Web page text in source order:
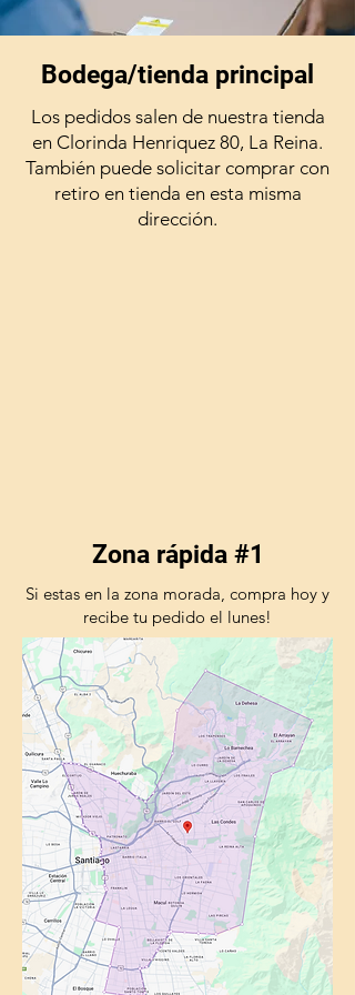
Bodega/tienda principal
Los pedidos salen de nuestra tienda
en Clorinda Henriquez 80, La Reina.
También puede solicitar comprar con
retiro en tienda en esta misma
dirección.
Zona rápida #1
Si estas en la zona morada, compra hoy y
recibe tu pedido el lunes!